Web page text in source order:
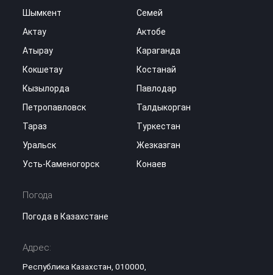
Шымкент
Семей
Актау
Актобе
Атырау
Караганда
Кокшетау
Костанай
Кызылорда
Павлодар
Петропавловск
Талдыкорган
Тараз
Туркестан
Уральск
Жезказган
Усть-Каменогорск
Конаев
Погода
Погода в Казахстане
Адрес:
Республика Казахстан, 010000,